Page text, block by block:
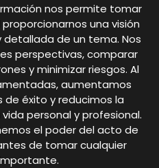
nos permite tomar
una visión
de un tema. Nos
perspectivas, comparar
y minimizar riesgos. Al
aumentamos
de éxito y reducimos la
personal y profesional.
el poder del acto de
de tomar cualquier